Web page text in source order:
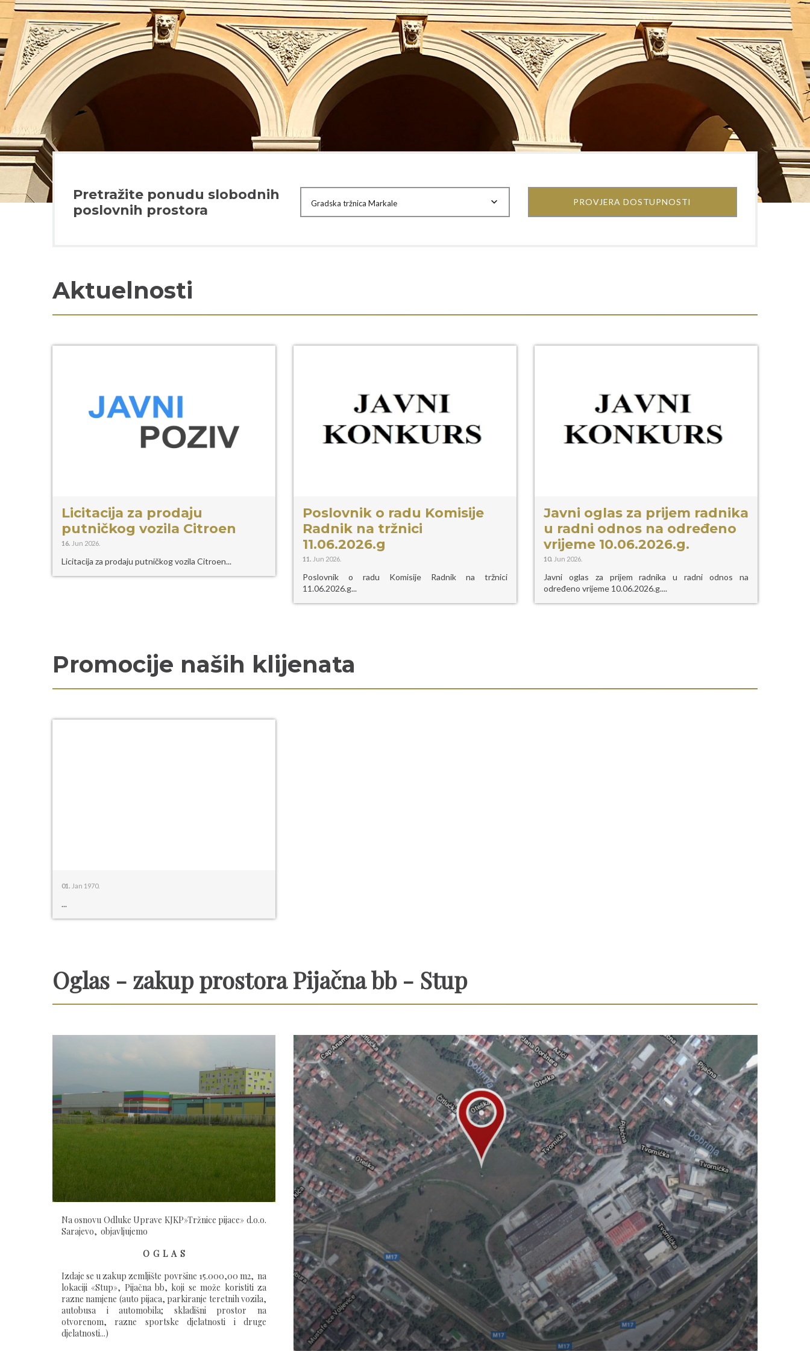
Pretražite ponudu slobodnih
poslovnih prostora
Gradska tržnica Markale PROVJERA DOSTUPNOSTI
Aktuelnosti
Licitacija za prodaju
putničkog vozila Citroen
16. Jun 2026.
Licitacija za prodaju putničkog vozila Citroen...
Poslovnik o radu Komisije
Radnik na tržnici
11.06.2026.g
11. Jun 2026.
Poslovnik o radu Komisije Radnik na tržnici
11.06.2026.g...
Javni oglas za prijem radnika
u radni odnos na određeno
vrijeme 10.06.2026.g.
10. Jun 2026.
Javni oglas za prijem radnika u radni odnos na
određeno vrijeme 10.06.2026.g....
Promocije naših klijenata
01. Jan 1970.
...
Oglas - zakup prostora Pijačna bb - Stup
Na osnovu Odluke Uprave KJKP»Tržnice pijace» d.o.o.
Sarajevo, objavljujemo
O G L A S
Izdaje se u zakup zemljište površine 15.000,00 m2, na
lokaciji «Stup», Pijačna bb, koji se može koristiti za
razne namjene (auto pijaca, parkiranje teretnih vozila,
autobusa i automobila; skladišni prostor na
otvorenom, razne sportske djelatnosti i druge
djelatnosti...)